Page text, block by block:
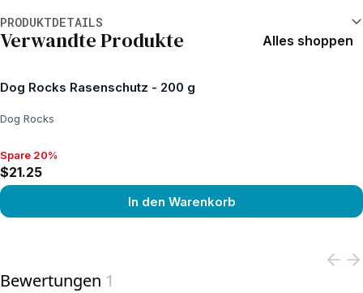
PRODUKTDETAILS
Verwandte Produkte Alles shoppen
Dog Rocks Rasenschutz - 200 g
Dog Rocks
Spare 20%, $21.25
Spare 20%
$21.25
In den Warenkorb
Bewertungen 1